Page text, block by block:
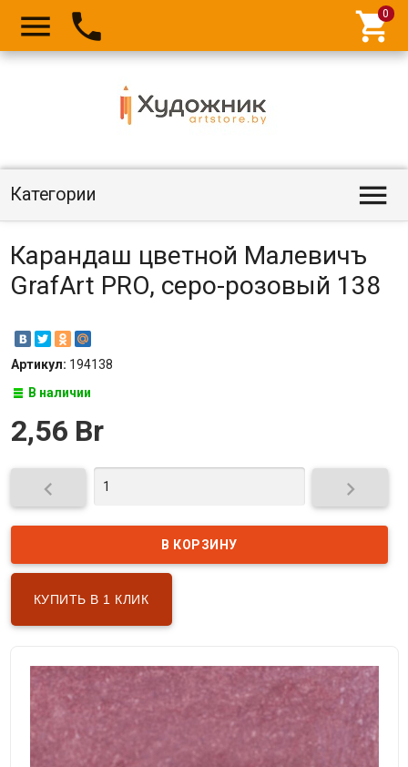
  
Категории 
Карандаш цветной Малевичъ
GrafArt PRO, серо-розовый 138
Артикул: 194138
В наличии
2,56 Br
 
КУПИТЬ В 1 КЛИК